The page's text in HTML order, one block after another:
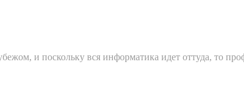
и поскольку вся информатика идет оттуда, то